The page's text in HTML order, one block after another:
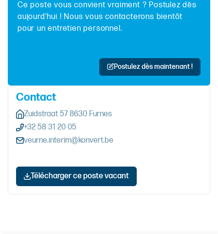
Ce poste vous convient vraiment ? Postulez dès
aujourd’hui ! Nous vous contacterons bientôt
pour un entretien personnel.
Postulez dès maintenant !
Contact
Zuidstraat 57 8630 Furnes
+32 58 31 20 05
veurne.interim@konvert.be
Télécharger ce poste vacant